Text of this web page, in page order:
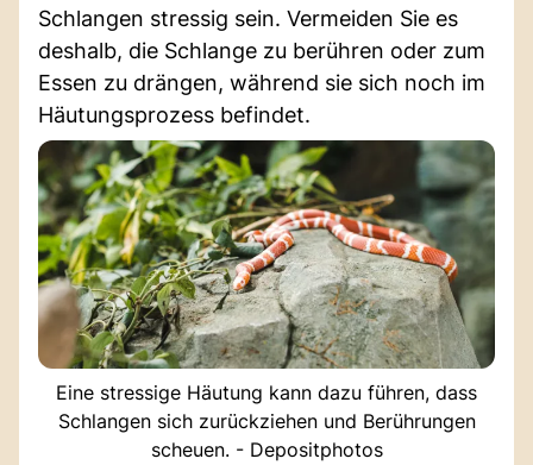
Schlangen stressig sein. Vermeiden Sie es
deshalb, die Schlange zu berühren oder zum
Essen zu drängen, während sie sich noch im
Häutungsprozess befindet.
Eine stressige Häutung kann dazu führen, dass
Schlangen sich zurückziehen und Berührungen
scheuen. - Depositphotos